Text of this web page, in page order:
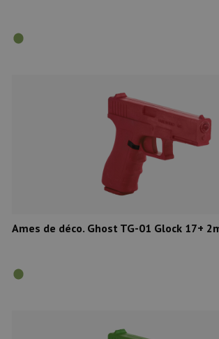
Ames de déco. Ghost TG-01 Glock 17+